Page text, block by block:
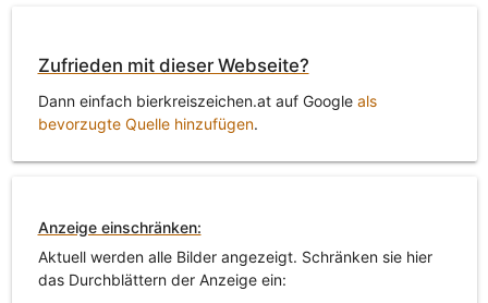
Zufrieden mit dieser Webseite?
Dann einfach bierkreiszeichen.at auf Google als
bevorzugte Quelle hinzufügen.
Anzeige einschränken:
Aktuell werden alle Bilder angezeigt. Schränken sie hier
das Durchblättern der Anzeige ein: